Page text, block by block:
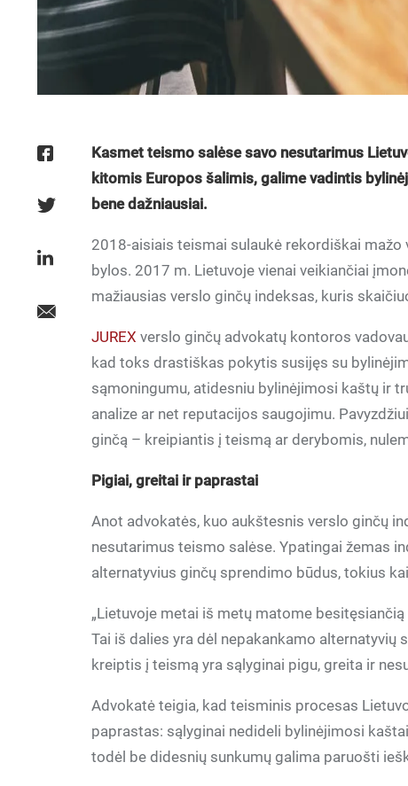
Kasmet teismo salėse savo nesutarimus
kitomis Europos šalimis, galime vadintis
bene dažniausiai.
2018-aisiais teismai sulaukė rekordiškai
bylos. 2017 m. Lietuvoje vienai veikiančiai
mažiausias verslo ginčų indeksas, kuris
JUREX verslo ginčų advokatų kontoros
kad toks drastiškas pokytis susijęs su
sąmoningumu, atidesniu bylinėjimosi kaštų ir
analize ar net reputacijos saugojimu.
ginčą – kreipiantis į teismą ar derybomis,
Pigiai, greitai ir paprastai
Anot advokatės, kuo aukštesnis verslo ginčų
nesutarimus teismo salėse. Ypatingai žemas
alternatyvius ginčų sprendimo būdus, tokius
„Lietuvoje metai iš metų matome
Tai iš dalies yra dėl nepakankamo
kreiptis į teismą yra sąlyginai pigu, greita ir
Advokatė teigia, kad teisminis procesas
paprastas: sąlyginai nedideli bylinėjimosi
todėl be didesnių sunkumų galima paruošti